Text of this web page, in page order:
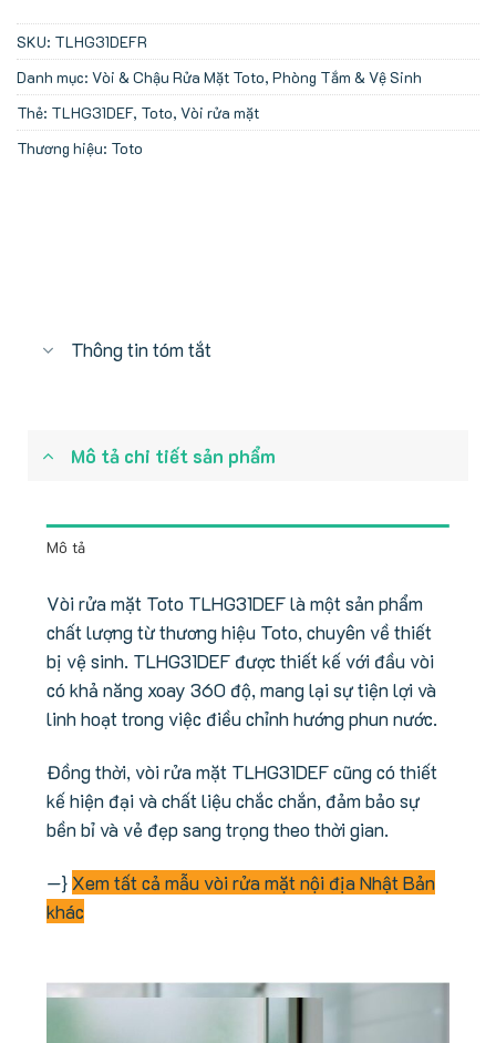
SKU: TLHG31DEFR
Danh mục: Vòi & Chậu Rửa Mặt Toto, Phòng Tắm & Vệ Sinh
Thẻ: TLHG31DEF, Toto, Vòi rửa mặt
Thương hiệu: Toto
Thông tin tóm tắt
Mô tả chi tiết sản phẩm
Mô tả
Vòi rửa mặt Toto TLHG31DEF là một sản phẩm
chất lượng từ thương hiệu Toto, chuyên về thiết
bị vệ sinh. TLHG31DEF được thiết kế với đầu vòi
có khả năng xoay 360 độ, mang lại sự tiện lợi và
linh hoạt trong việc điều chỉnh hướng phun nước.
Đồng thời, vòi rửa mặt TLHG31DEF cũng có thiết
kế hiện đại và chất liệu chắc chắn, đảm bảo sự
bền bỉ và vẻ đẹp sang trọng theo thời gian.
—} Xem tất cả mẫu vòi rửa mặt nội địa Nhật Bản
khác